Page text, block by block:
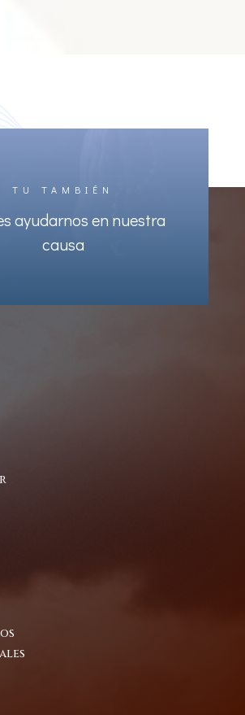
TU TAMBIÉN
ayudarnos en nuestra
causa